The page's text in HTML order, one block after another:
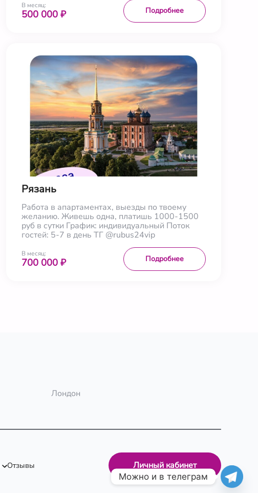
В месяц:
500 000 ₽ Подробнее
Рязань
Работа в апартаментах, выезды по твоему
желанию. Живешь одна, платишь 1000-1500
руб в сутки График: индивидуальный Поток
гостей: 5-7 в день ТГ @rubus24vip
В месяц:
700 000 ₽ Подробнее
Лондон
Отзывы Личный кабинет
Можно и в телеграм